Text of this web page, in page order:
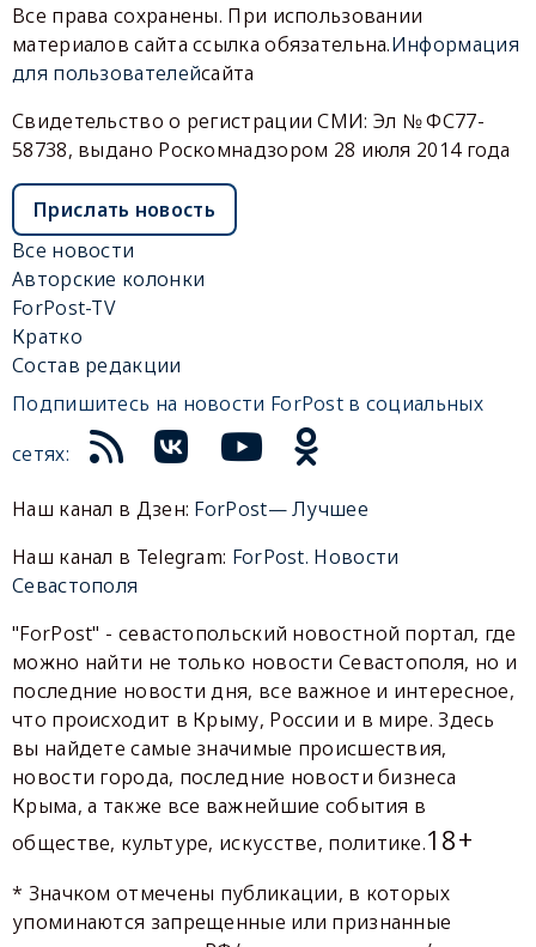
Все права сохранены. При использовании
материалов сайта ссылка обязательна.Информация
для пользователейсайта
Свидетельство о регистрации СМИ: Эл № ФС77-
58738, выдано Роскомнадзором 28 июля 2014 года
Прислать новость
Все новости
Авторские колонки
ForPost-TV
Кратко
Состав редакции
Подпишитесь на новости ForPost в социальных
сетях:
Наш канал в Дзен: ForPost— Лучшее
Наш канал в Telegram: ForPost. Новости
Севастополя
"ForPost" - севастопольский новостной портал, где
можно найти не только новости Севастополя, но и
последние новости дня, все важное и интересное,
что происходит в Крыму, России и в мире. Здесь
вы найдете самые значимые происшествия,
новости города, последние новости бизнеса
Крыма, а также все важнейшие события в
обществе, культуре, искусстве, политике.18+
* Значком отмечены публикации, в которых
упоминаются запрещенные или признанные